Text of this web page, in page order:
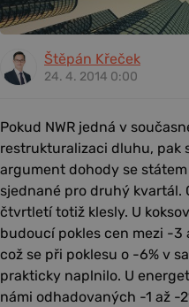
Štěpán Křeček
24. 4. 2014 0:00
Pokud NWR jedná v
restrukturalizaci dluhu, pak
argument dohody se
sjednané pro druhý kvartál.
čtvrtletí totiž klesly. U
budoucí pokles cen mezi -3
což se při poklesu o -6% v
prakticky naplnilo. U
námi odhadovaných -1 až -